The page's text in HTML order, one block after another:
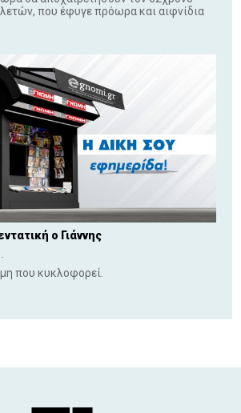
που έφυγε πρόωρα και αιφνίδια
ο Γιάννης
που κυκλοφορεί.